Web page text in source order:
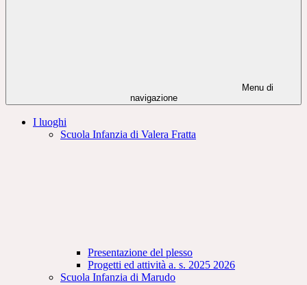
Menu di
navigazione
I luoghi
Scuola Infanzia di Valera Fratta
Presentazione del plesso
Progetti ed attività a. s. 2025 2026
Scuola Infanzia di Marudo